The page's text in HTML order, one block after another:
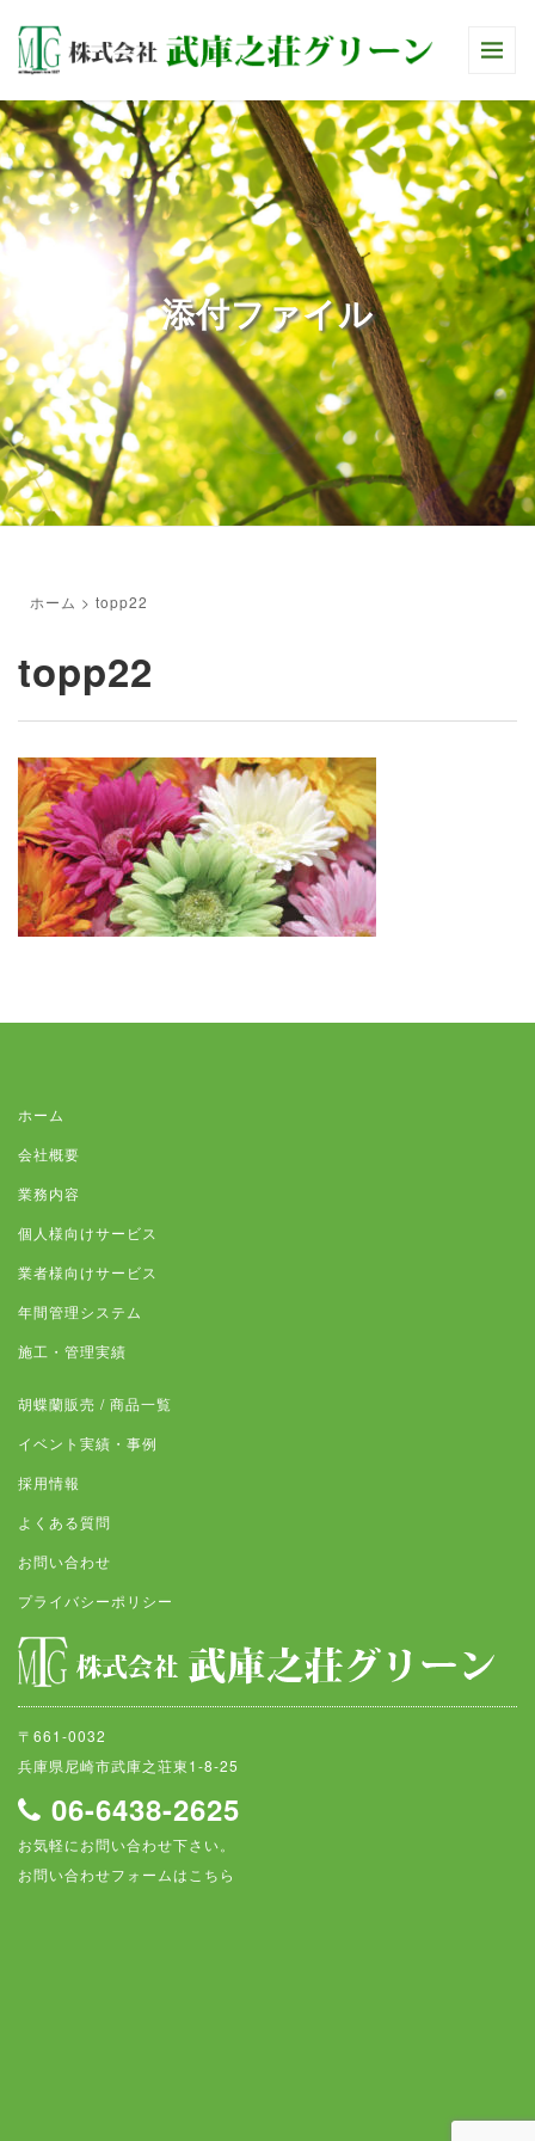
添付ファイル
ホーム > topp22
topp22
ホーム
会社概要
業務内容
個人様向けサービス
業者様向けサービス
年間管理システム
施工・管理実績
胡蝶蘭販売 / 商品一覧
イベント実績・事例
採用情報
よくある質問
お問い合わせ
プライバシーポリシー
〒661-0032
兵庫県尼崎市武庫之荘東1-8-25
06-6438-2625
お気軽にお問い合わせ下さい。
お問い合わせフォームはこちら